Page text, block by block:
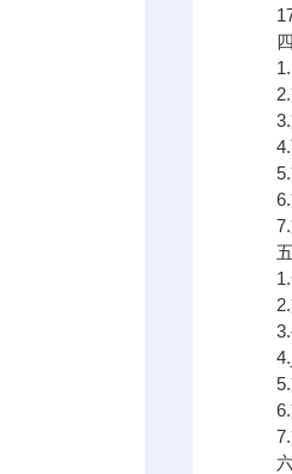
17.
四
2.支
3.支
4.可
5.支
6.
7.支
五
1.安
2.
3.手
5.支
6.
7.支
六